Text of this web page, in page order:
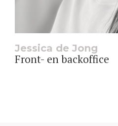
Jessica de Jong
Front- en backoffice